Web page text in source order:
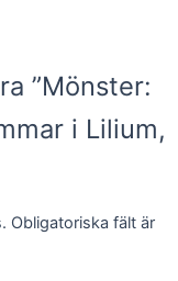
”Mönster:
i Lilium,
Obligatoriska fält är